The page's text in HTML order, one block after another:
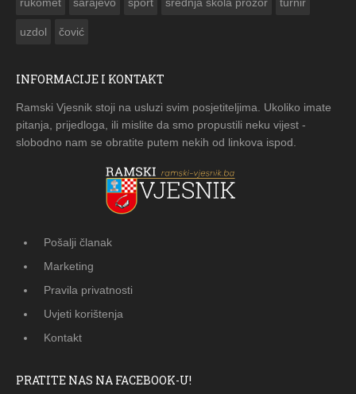
rukomet sarajevo sport srednja škola prozor turnir
uzdol čović
INFORMACIJE I KONTAKT
Ramski Vjesnik stoji na usluzi svim posjetiteljima. Ukoliko imate
pitanja, prijedloga, ili mislite da smo propustili neku vijest -
slobodno nam se obratite putem nekih od linkova ispod.
Pošalji članak
Marketing
Pravila privatnosti
Uvjeti korištenja
Kontakt
PRATITE NAS NA FACEBOOK-U!